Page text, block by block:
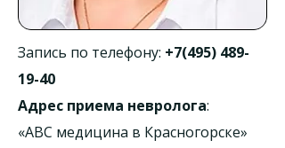
Запись по телефону: +7(495) 489-
19-40
Адрес приема невролога:
«ABC медицина в Красногорске»